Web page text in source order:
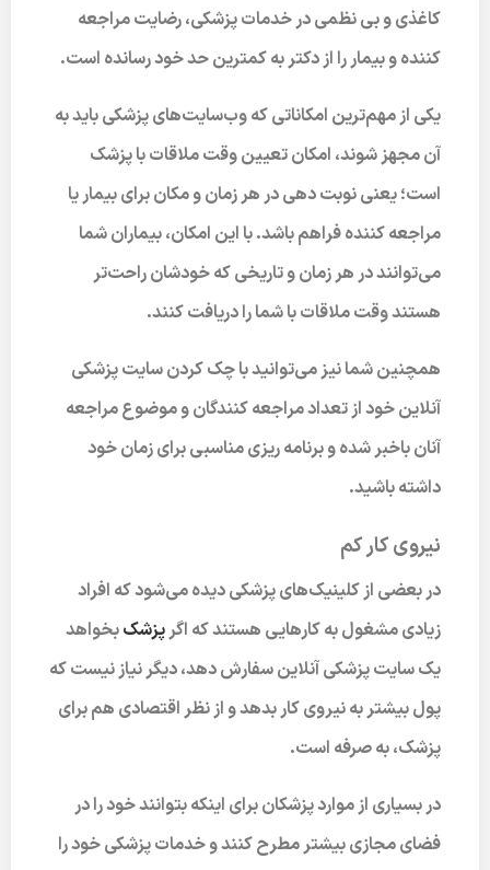
کاغذی و بی نظمی در خدمات پزشکی، رضایت مراجعه
کننده و بیمار را از دکتر به کمترین حد خود رسانده است.
یکی از مهم‌ترین امکاناتی که وب‌سایت‌های پزشکی باید به
آن مجهز شوند، امکان تعیین وقت ملاقات با پزشک
است؛ یعنی نوبت دهی در هر زمان و مکان برای بیمار یا
مراجعه کننده فراهم باشد. با این امکان، بیماران شما
می‌توانند در هر زمان و تاریخی که خودشان راحت‌تر
هستند وقت ملاقات با شما را دریافت کنند.
همچنین شما نیز می‌توانید با چک کردن سایت پزشکی
آنلاین خود از تعداد مراجعه کنندگان و موضوع مراجعه
آنان باخبر شده و برنامه ریزی مناسبی برای زمان خود
داشته باشید.
نیروی کار کم
در بعضی از کلینیک‌های پزشکی دیده می‌شود که افراد
زیادی مشغول به کارهایی هستند که اگرپزشکبخواهد
یک سایت پزشکی آنلاین سفارش دهد، دیگر نیاز نیست که
پول بیشتر به نیروی کار بدهد و از نظر اقتصادی هم برای
پزشک، به صرفه است.
در بسیاری از موارد پزشکان برای اینکه بتوانند خود را در
فضای مجازی بیشتر مطرح کنند و خدمات پزشکی خود را